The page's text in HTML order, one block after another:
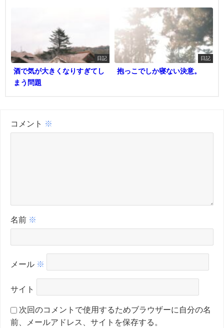
日記
酒で気が大きくなりすぎてし
まう問題
日記
抱っこでしか寝ない決意。
コメント ※
名前 ※
メール ※
サイト
次回のコメントで使用するためブラウザーに自分の名
前、メールアドレス、サイトを保存する。